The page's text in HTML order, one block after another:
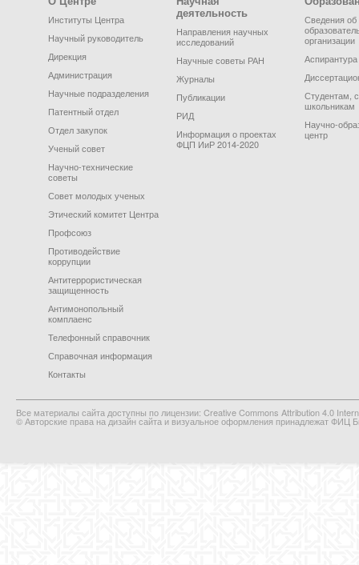
Институты Центра
Научный руководитель
Дирекция
Администрация
Научные подразделения
Патентный отдел
Отдел закупок
Ученый совет
Научно-технические
советы
Совет молодых ученых
Этический комитет Центра
Профсоюз
Противодействие
коррупции
Антитеррористическая
защищенность
Антимонопольный
комплаенс
Телефонный справочник
Справочная информация
Контакты
деятельность
Направления научных
исследований
Научные советы РАН
Журналы
Публикации
РИД
Информация о проектах
ФЦП ИиР 2014-2020
Сведения об
организации
Аспирантура
Студентам,
школьникам
Научно-
центр
Все материалы сайта доступны по лицензии: Creative Commons Attribution 4.0
© Авторские права на дизайн сайта и визуальное оформления принадлежат ФИЦ